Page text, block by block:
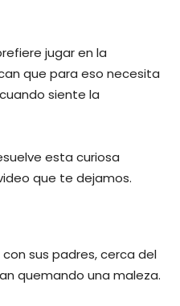
jugar en la
que para eso necesita
siente la
esta curiosa
que te dejamos.
sus padres, cerca del
quemando una maleza.